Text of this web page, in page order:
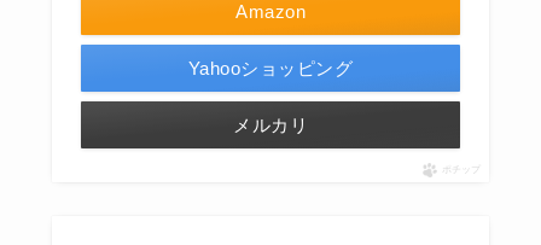
Amazon
Yahooショッピング
メルカリ
ポチップ